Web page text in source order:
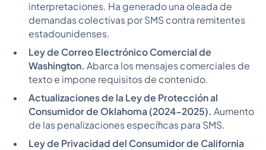
interpretaciones. Ha generado una oleada de
demandas colectivas por SMS contra remitentes
estadounidenses.
Ley de Correo Electrónico Comercial de
Washington. Abarca los mensajes comerciales de
texto e impone requisitos de contenido.
Actualizaciones de la Ley de Protección al
Consumidor de Oklahoma (2024-2025). Aumento
de las penalizaciones específicas para SMS.
Ley de Privacidad del Consumidor de California